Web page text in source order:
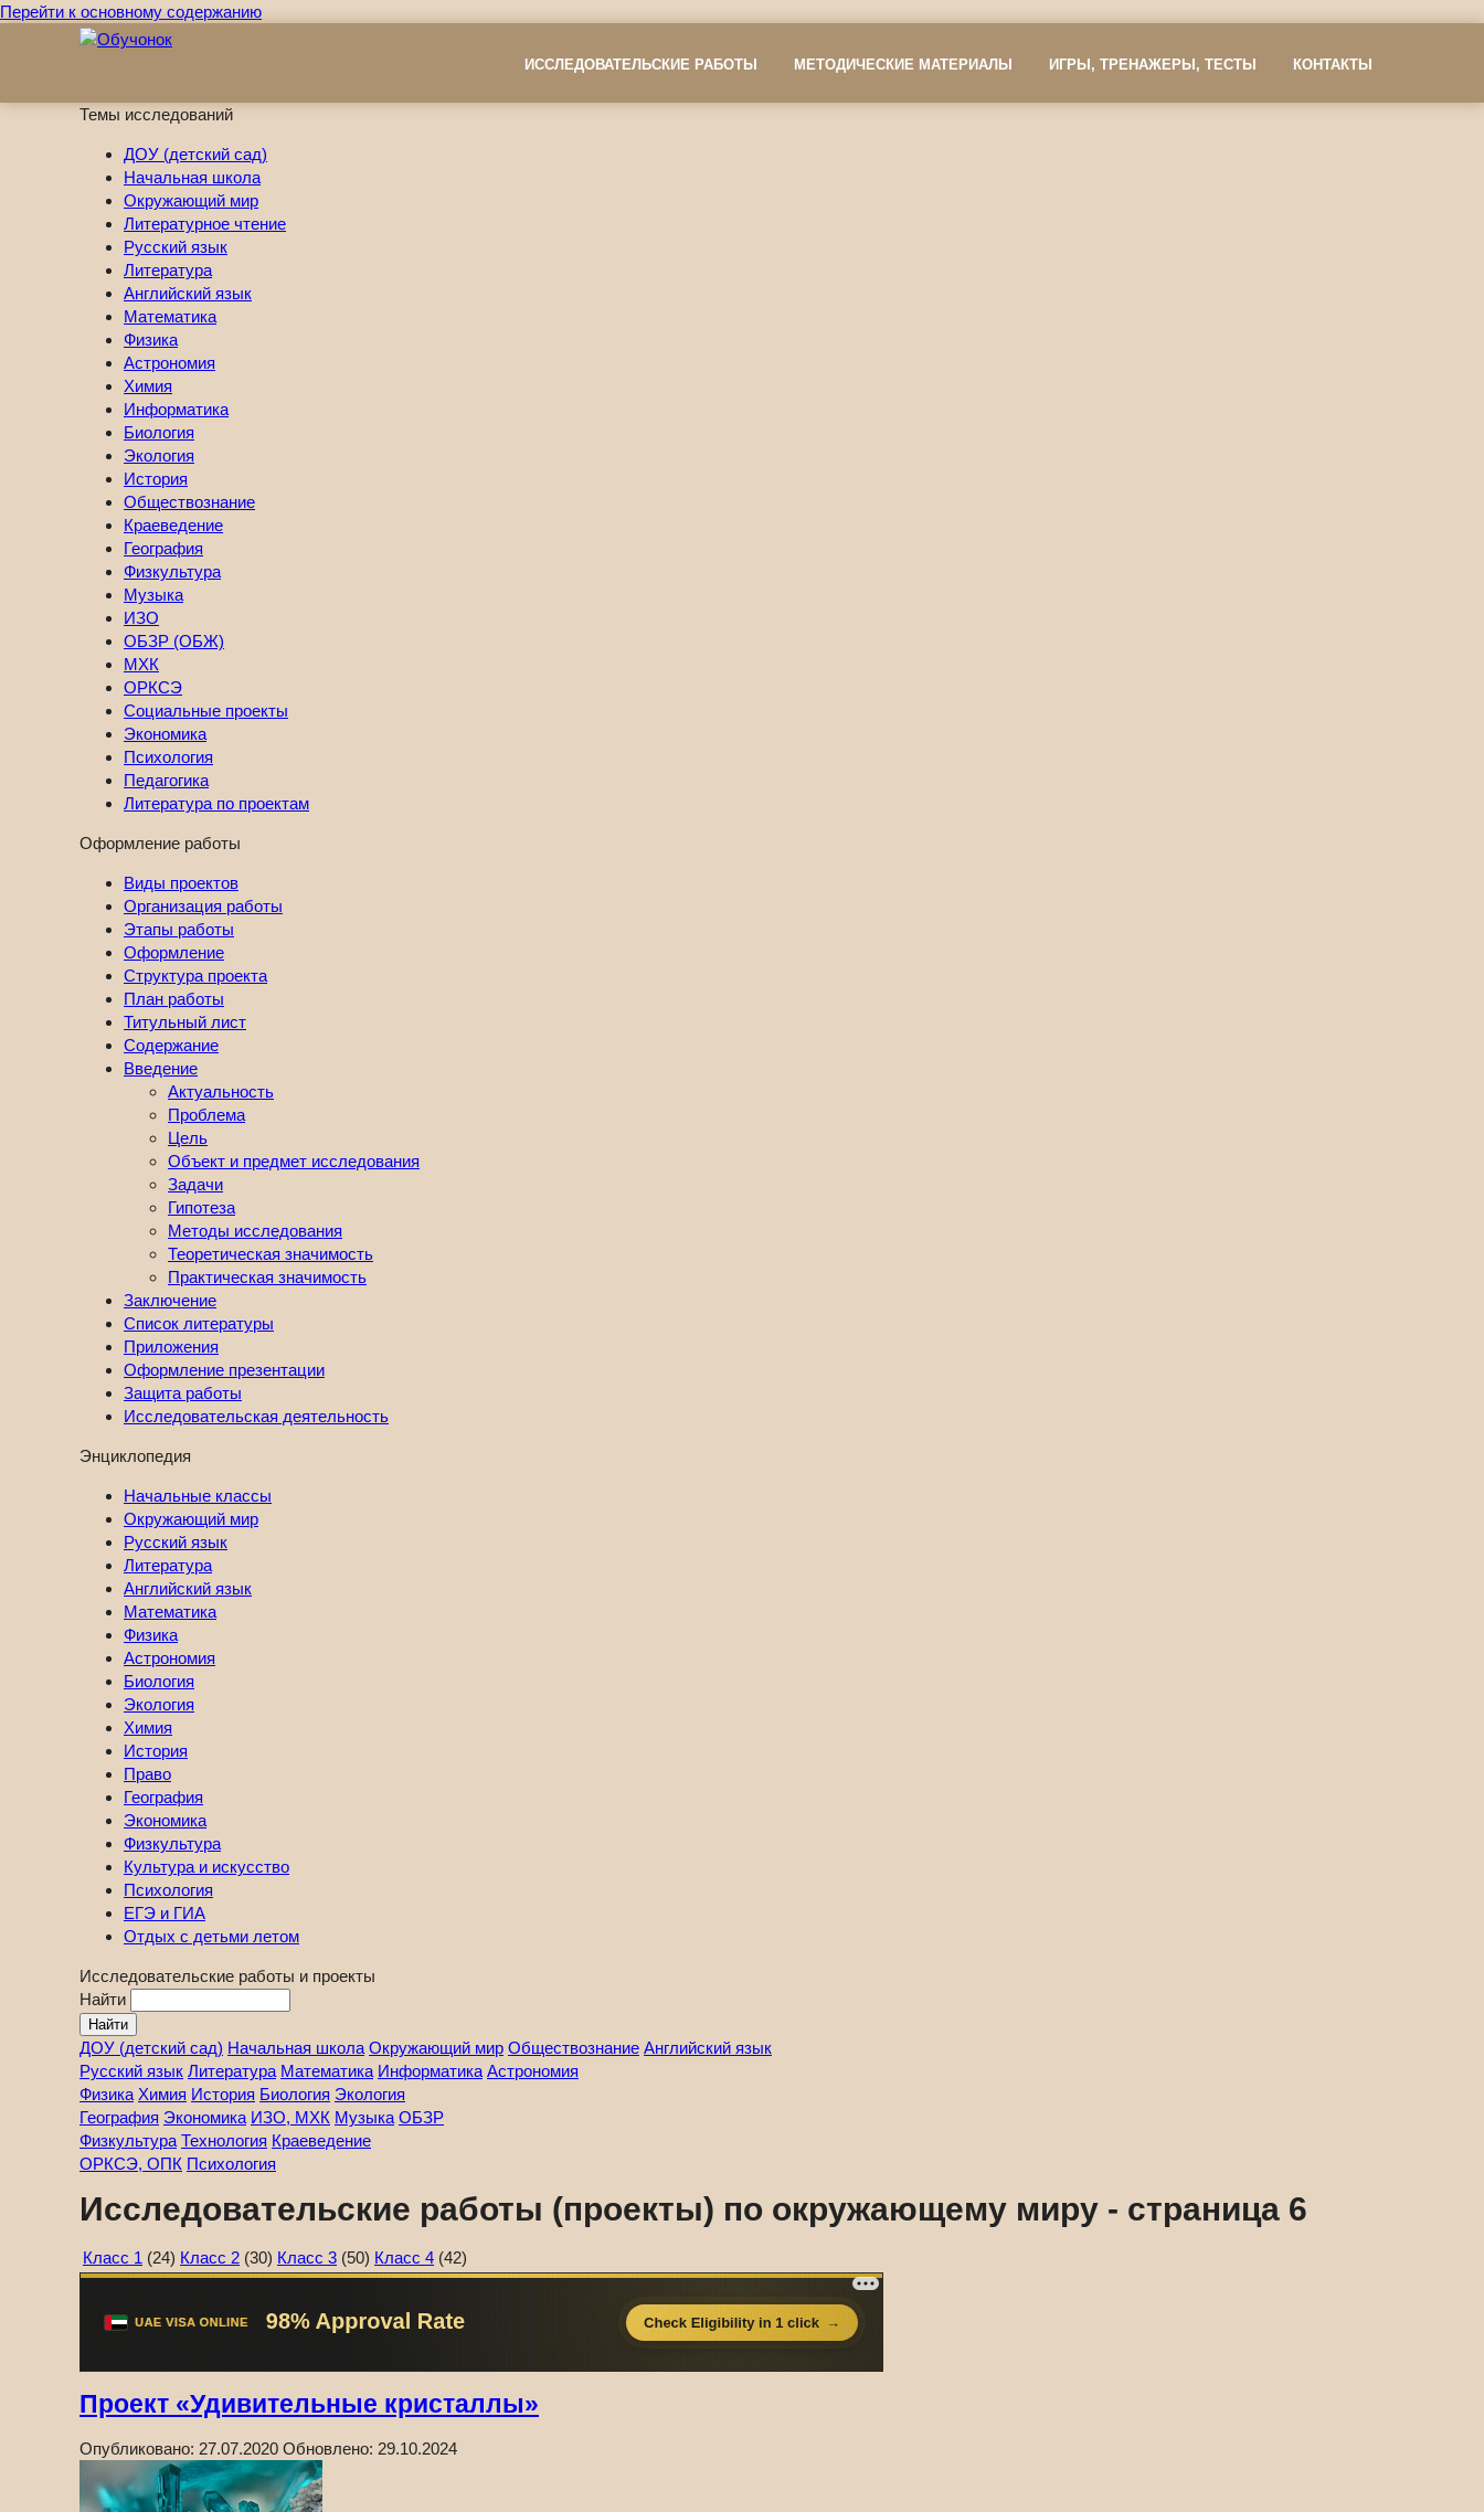
Перейти к основному содержанию
ИССЛЕДОВАТЕЛЬСКИЕ РАБОТЫ МЕТОДИЧЕСКИЕ МАТЕРИАЛЫ ИГРЫ, ТРЕНАЖЕРЫ, ТЕСТЫ КОНТАКТЫ
Темы исследований
ДОУ (детский сад)
Начальная школа
Окружающий мир
Литературное чтение
Русский язык
Литература
Английский язык
Математика
Физика
Астрономия
Химия
Информатика
Биология
Экология
История
Обществознание
Краеведение
География
Физкультура
Музыка
ИЗО
ОБЗР (ОБЖ)
МХК
ОРКСЭ
Социальные проекты
Экономика
Психология
Педагогика
Литература по проектам
Оформление работы
Виды проектов
Организация работы
Этапы работы
Оформление
Структура проекта
План работы
Титульный лист
Содержание
Введение
Актуальность
Проблема
Цель
Объект и предмет исследования
Задачи
Гипотеза
Методы исследования
Теоретическая значимость
Практическая значимость
Заключение
Список литературы
Приложения
Оформление презентации
Защита работы
Исследовательская деятельность
Энциклопедия
Начальные классы
Окружающий мир
Русский язык
Литература
Английский язык
Математика
Физика
Астрономия
Биология
Экология
Химия
История
Право
География
Экономика
Физкультура
Культура и искусство
Психология
ЕГЭ и ГИА
Отдых с детьми летом
Исследовательские работы и проекты
Найти
ДОУ (детский сад) Начальная школа Окружающий мир Обществознание Английский язык
Русский язык Литература Математика Информатика Астрономия
Физика Химия История Биология Экология
География Экономика ИЗО, МХК Музыка ОБЗР
Физкультура Технология Краеведение
ОРКСЭ, ОПК Психология
Исследовательские работы (проекты) по окружающему миру - страница 6
Класс 1 (24) Класс 2 (30) Класс 3 (50) Класс 4 (42)
Проект «Удивительные кристаллы»
Опубликовано: 27.07.2020 Обновлено: 29.10.2024